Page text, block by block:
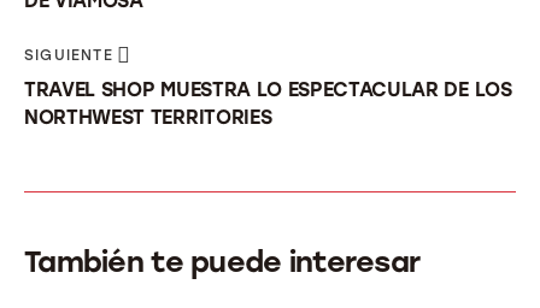
SIGUIENTE
TRAVEL SHOP MUESTRA LO ESPECTACULAR DE LOS
NORTHWEST TERRITORIES
También te puede interesar